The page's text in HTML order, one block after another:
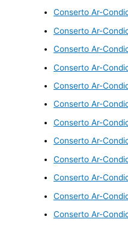
Conserto Ar-
Conserto Ar-
Conserto Ar-
Conserto Ar-
Conserto Ar-
Conserto Ar-
Conserto Ar-
Conserto Ar-
Conserto Ar-
Conserto Ar-
Conserto Ar-
Conserto Ar-